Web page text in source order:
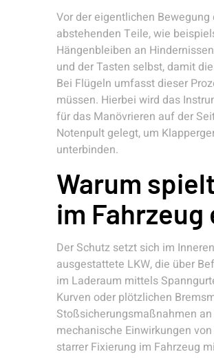
Vor der eigentlichen
abstehenden Teile, wie
Hängenbleiben an
und der Tasten selbst, damit
Bei Flügeln umfasst dieser
müssen. Hierbei wird das
für das Manövrieren auf der
Notenpult gelegt, um
unterbinden.
Warum
im
Der Schutz setzt sich im
ausgestattete LKW, die über
im Laderaum mittels
Kurven oder plötzlichen
Stoßsicherungsmaßnahmen
mechanische Einwirkungen
starrer Fixierung im Fahrzeug